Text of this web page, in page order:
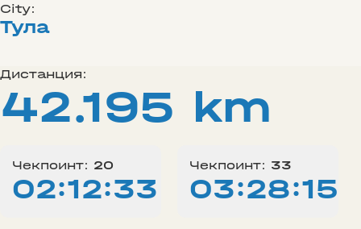
City:
Тула
Дистанция:
42.195 km
Чекпоинт: 20
02:12:33
Чекпоинт: 33
03:28:15